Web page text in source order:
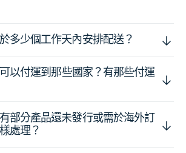
多少個工作天內安排配送？
以付運到那些國家？有那些付運
部分產品還未發行或需於海外訂
處理？